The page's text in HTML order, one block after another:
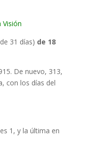
Visión
31 días) de 18
De nuevo, 313,
con los días del
1, y la última en